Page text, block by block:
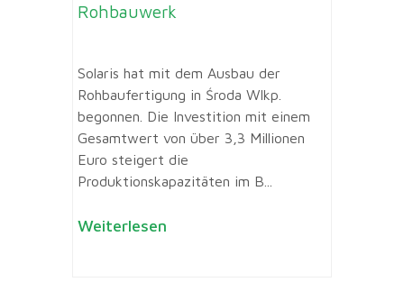
Rohbauwerk
Solaris hat mit dem Ausbau der
Rohbaufertigung in Środa Wlkp.
begonnen. Die Investition mit einem
Gesamtwert von über 3,3 Millionen
Euro steigert die
Produktionskapazitäten im B...
Weiterlesen